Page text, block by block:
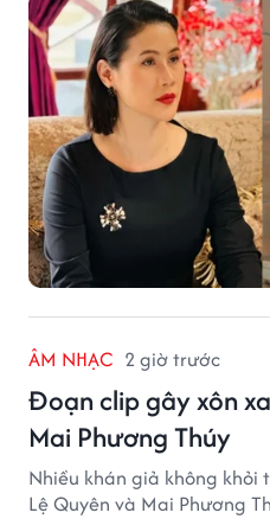
ÂM NHẠC 2 giờ trước
Đoạn clip gây xôn
Mai Phương Thúy
Nhiều khán giả không khỏi
Lệ Quyên và Mai Phương